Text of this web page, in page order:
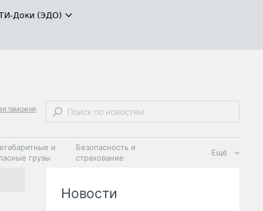
Доки (ЭДО)
таможня
и
грузы
Безопасность и
страхование
Ещё
Новости